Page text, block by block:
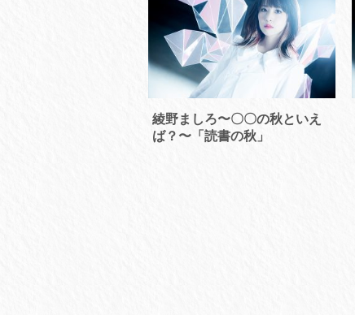
綾野ましろ〜〇〇の秋といえ
ば？〜「読書の秋」